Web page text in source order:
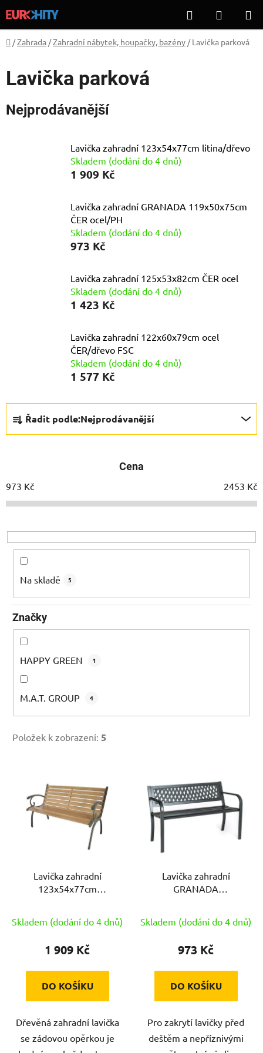
na
obsah
Hledat
KOŠÍK
Domů
/Zahrada /Zahradní nábytek, houpačky, bazény / Lavička parková
Lavička parková
Nejprodávanější
Lavička zahradní 123x54x77cm litina/dřevo
Skladem (dodání do 4 dnů)
1 909 Kč
Lavička zahradní GRANADA 119x50x75cm
ČER ocel/PH
Skladem (dodání do 4 dnů)
973 Kč
Lavička zahradní 125x53x82cm ČER ocel
Skladem (dodání do 4 dnů)
1 423 Kč
Lavička zahradní 122x60x79cm ocel
ČER/dřevo FSC
Skladem (dodání do 4 dnů)
1 577 Kč
í
p
o
d
ů
Řadit podle:Nejprodávanější
Cena
973 Kč 2453 Kč
Na skladě 5
Značky
HAPPY GREEN 1
M.A.T. GROUP 4
Položek k zobrazení: 5
k
Lavička zahradní
123x54x77cm
Skladem (dodání do 4 dnů)
1 909 Kč
DO KOŠÍKU
Dřevěná zahradní lavička
se zádovou opěrkou je
Lavička zahradní
GRANADA
Skladem (dodání do 4 dnů)
973 Kč
DO KOŠÍKU
Pro zakrytí lavičky před
deštěm a nepříznivými